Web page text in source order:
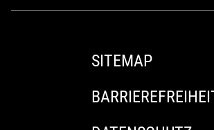
SITEMAP